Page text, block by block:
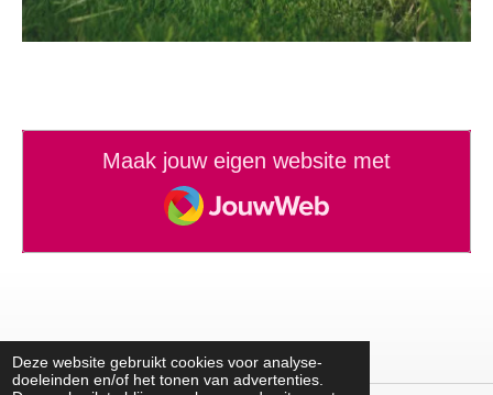
Deze website gebruikt cookies voor analyse-
doeleinden en/of het tonen van advertenties.
Maak jouw eigen website met
JouwWeb